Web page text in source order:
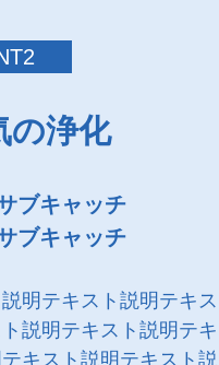
の浄化
ブキャッチ
ブキャッチ
明テキスト説明テキス
説明テキスト説明テキ
キスト説明テキスト説